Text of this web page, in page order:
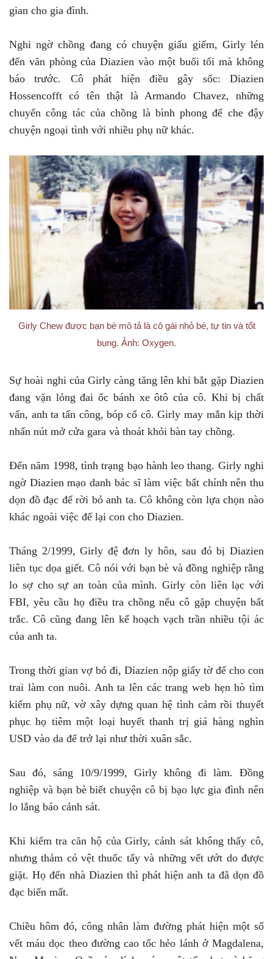
gian cho gia đình.
Nghi ngờ chồng đang có chuyện giấu giếm, Girly lén
đến văn phòng của Diazien vào một buổi tối mà không
báo trước. Cô phát hiện điều gây sốc: Diazien
Hossencofft có tên thật là Armando Chavez, những
chuyến công tác của chồng là bình phong để che đậy
chuyện ngoại tình với nhiều phụ nữ khác.
Girly Chew được bạn bè mô tả là cô gái nhỏ bé, tự tin và tốt
bụng. Ảnh: Oxygen.
Sự hoài nghi của Girly càng tăng lên khi bắt gặp Diazien
đang vặn lỏng đai ốc bánh xe ôtô của cô. Khi bị chất
vấn, anh ta tấn công, bóp cổ cô. Girly may mắn kịp thời
nhấn nút mở cửa gara và thoát khỏi bàn tay chồng.
Đến năm 1998, tình trạng bạo hành leo thang. Girly nghi
ngờ Diazien mạo danh bác sĩ làm việc bất chính nên thu
dọn đồ đạc để rời bỏ anh ta. Cô không còn lựa chọn nào
khác ngoài việc để lại con cho Diazien.
Tháng 2/1999, Girly đệ đơn ly hôn, sau đó bị Diazien
liên tục dọa giết. Cô nói với bạn bè và đồng nghiệp rằng
lo sợ cho sự an toàn của mình. Girly còn liên lạc với
FBI, yêu cầu họ điều tra chồng nếu cô gặp chuyện bất
trắc. Cô cũng đang lên kế hoạch vạch trần nhiều tội ác
của anh ta.
Trong thời gian vợ bỏ đi, Diazien nộp giấy tờ để cho con
trai làm con nuôi. Anh ta lên các trang web hẹn hò tìm
kiếm phụ nữ, vờ xây dựng quan hệ tình cảm rồi thuyết
phục họ tiêm một loại huyết thanh trị giá hàng nghìn
USD vào da để trở lại như thời xuân sắc.
Sau đó, sáng 10/9/1999, Girly không đi làm. Đồng
nghiệp và bạn bè biết chuyện cô bị bạo lực gia đình nên
lo lắng báo cảnh sát.
Khi kiểm tra căn hộ của Girly, cảnh sát không thấy cô,
nhưng thảm có vệt thuốc tẩy và những vết ướt do được
giặt. Họ đến nhà Diazien thì phát hiện anh ta đã dọn đồ
đạc biến mất.
Chiều hôm đó, công nhân làm đường phát hiện một số
vết máu dọc theo đường cao tốc hẻo lánh ở Magdalena,